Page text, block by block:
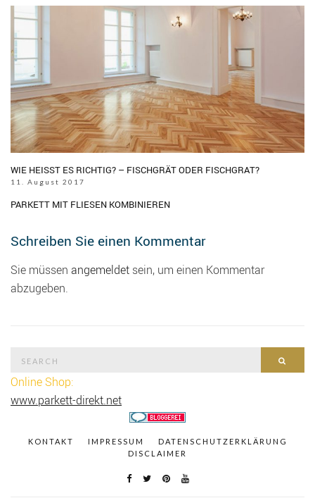
WIE HEISST ES RICHTIG? – FISCHGRÄT ODER FISCHGRAT?
11. August 2017
PARKETT MIT FLIESEN KOMBINIEREN
Schreiben Sie einen Kommentar
Sie müssen angemeldet sein, um einen Kommentar
abzugeben.
Online Shop:
www.parkett-direkt.net
KONTAKT IMPRESSUM
DATENSCHUTZERKLÄRUNG
DISCLAIMER